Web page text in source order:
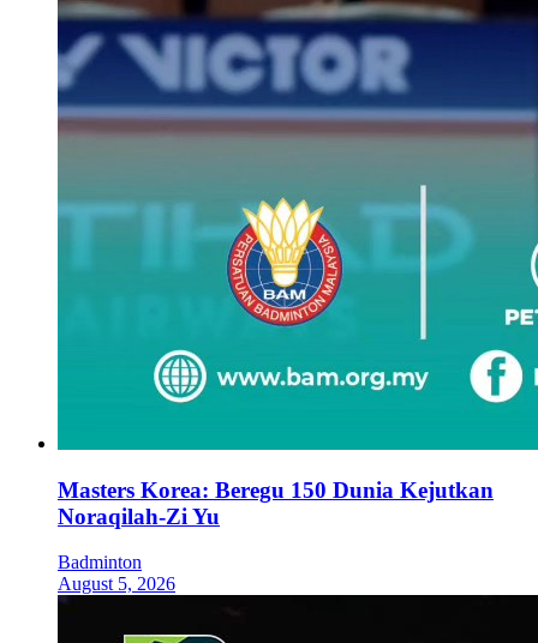
Masters Korea: Beregu 150 Dunia Kejutkan
Noraqilah-Zi Yu
Badminton
August 5, 2026